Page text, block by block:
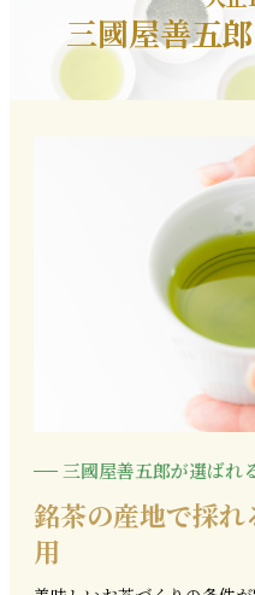
三國屋善五
三國屋善五郎が選ばれ
銘茶の産地で採
用